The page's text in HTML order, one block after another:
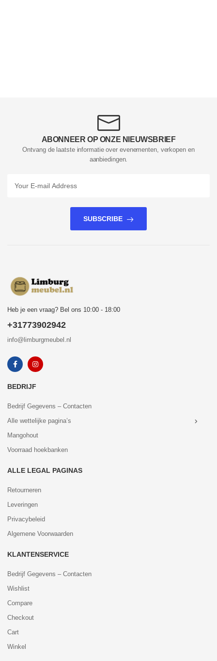
ABONNEER OP ONZE NIEUWSBRIEF
Ontvang de laatste informatie over evenementen, verkopen en
aanbiedingen.
SUBSCRIBE
Heb je een vraag? Bel ons 10:00 - 18:00
+31773902942
info@limburgmeubel.nl
BEDRIJF
Bedrijf Gegevens – Contacten
Alle wettelijke pagina’s
Mangohout
Voorraad hoekbanken
ALLE LEGAL PAGINAS
Retourneren
Leveringen
Privacybeleid
Algemene Voorwaarden
KLANTENSERVICE
Bedrijf Gegevens – Contacten
Wishlist
Compare
Checkout
Cart
Winkel